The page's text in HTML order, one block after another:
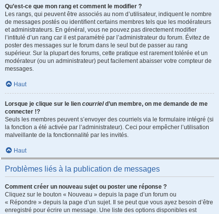
Qu’est-ce que mon rang et comment le modifier ?
Les rangs, qui peuvent être associés au nom d’utilisateur, indiquent le nombre
de messages postés ou identifient certains membres tels que les modérateurs
et administrateurs. En général, vous ne pouvez pas directement modifier
l’intitulé d’un rang car il est paramétré par l’administrateur du forum. Évitez de
poster des messages sur le forum dans le seul but de passer au rang
supérieur. Sur la plupart des forums, cette pratique est rarement tolérée et un
modérateur (ou un administrateur) peut facilement abaisser votre compteur de
messages.
Haut
Lorsque je clique sur le lien courrield’un membre, on me demande de me
connecter !?
Seuls les membres peuvent s’envoyer des courriels via le formulaire intégré (si
la fonction a été activée par l’administrateur). Ceci pour empêcher l’utilisation
malveillante de la fonctionnalité par les invités.
Haut
Problèmes liés à la publication de messages
Comment créer un nouveau sujet ou poster une réponse ?
Cliquez sur le bouton « Nouveau » depuis la page d’un forum ou
« Répondre » depuis la page d’un sujet. Il se peut que vous ayez besoin d’être
enregistré pour écrire un message. Une liste des options disponibles est